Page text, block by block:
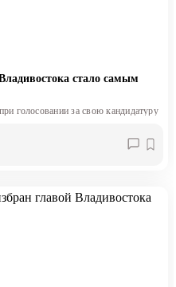
стало самым
голосовании за свою кандидатуру